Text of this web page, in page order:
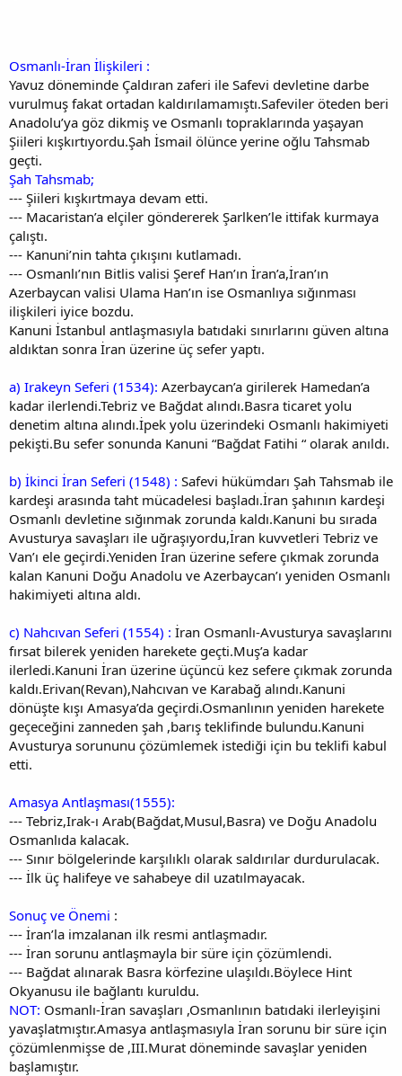
Osmanlı-İran İlişkileri :
Yavuz döneminde Çaldıran zaferi ile Safevi devletine darbe
vurulmuş fakat ortadan kaldırılamamıştı.Safeviler öteden beri
Anadolu’ya göz dikmiş ve Osmanlı topraklarında yaşayan
Şiileri kışkırtıyordu.Şah İsmail ölünce yerine oğlu Tahsmab
geçti.
Şah Tahsmab;
--- Şiileri kışkırtmaya devam etti.
--- Macaristan’a elçiler göndererek Şarlken’le ittifak kurmaya
çalıştı.
--- Kanuni’nin tahta çıkışını kutlamadı.
--- Osmanlı’nın Bitlis valisi Şeref Han’ın İran’a,İran’ın
Azerbaycan valisi Ulama Han’ın ise Osmanlıya sığınması
ilişkileri iyice bozdu.
Kanuni İstanbul antlaşmasıyla batıdaki sınırlarını güven altına
aldıktan sonra İran üzerine üç sefer yaptı.
a) Irakeyn Seferi (1534): Azerbaycan’a girilerek Hamedan’a
kadar ilerlendi.Tebriz ve Bağdat alındı.Basra ticaret yolu
denetim altına alındı.İpek yolu üzerindeki Osmanlı hakimiyeti
pekişti.Bu sefer sonunda Kanuni “Bağdat Fatihi “ olarak anıldı.
b) İkinci İran Seferi (1548) : Safevi hükümdarı Şah Tahsmab ile
kardeşi arasında taht mücadelesi başladı.İran şahının kardeşi
Osmanlı devletine sığınmak zorunda kaldı.Kanuni bu sırada
Avusturya savaşları ile uğraşıyordu,İran kuvvetleri Tebriz ve
Van’ı ele geçirdi.Yeniden İran üzerine sefere çıkmak zorunda
kalan Kanuni Doğu Anadolu ve Azerbaycan’ı yeniden Osmanlı
hakimiyeti altına aldı.
c) Nahcıvan Seferi (1554) : İran Osmanlı-Avusturya savaşlarını
fırsat bilerek yeniden harekete geçti.Muş’a kadar
ilerledi.Kanuni İran üzerine üçüncü kez sefere çıkmak zorunda
kaldı.Erivan(Revan),Nahcıvan ve Karabağ alındı.Kanuni
dönüşte kışı Amasya’da geçirdi.Osmanlının yeniden harekete
geçeceğini zanneden şah ,barış teklifinde bulundu.Kanuni
Avusturya sorununu çözümlemek istediği için bu teklifi kabul
etti.
Amasya Antlaşması(1555):
--- Tebriz,Irak-ı Arab(Bağdat,Musul,Basra) ve Doğu Anadolu
Osmanlıda kalacak.
--- Sınır bölgelerinde karşılıklı olarak saldırılar durdurulacak.
--- İlk üç halifeye ve sahabeye dil uzatılmayacak.
Sonuç ve Önemi :
--- İran’la imzalanan ilk resmi antlaşmadır.
--- İran sorunu antlaşmayla bir süre için çözümlendi.
--- Bağdat alınarak Basra körfezine ulaşıldı.Böylece Hint
Okyanusu ile bağlantı kuruldu.
NOT: Osmanlı-İran savaşları ,Osmanlının batıdaki ilerleyişini
yavaşlatmıştır.Amasya antlaşmasıyla İran sorunu bir süre için
çözümlenmişse de ,III.Murat döneminde savaşlar yeniden
başlamıştır.